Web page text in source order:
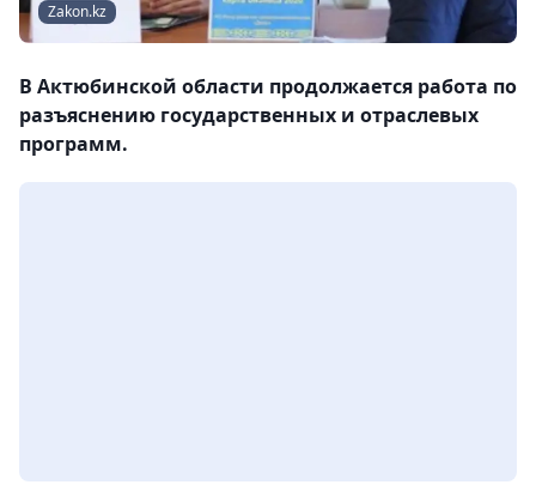
Zakon.kz
В Актюбинской области продолжается работа по
разъяснению государственных и отраслевых
программ.